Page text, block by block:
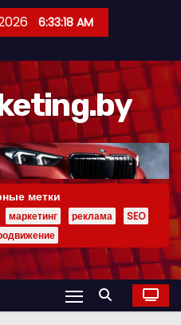
6:33:19 AM
метки
маркетинг реклама
SEO